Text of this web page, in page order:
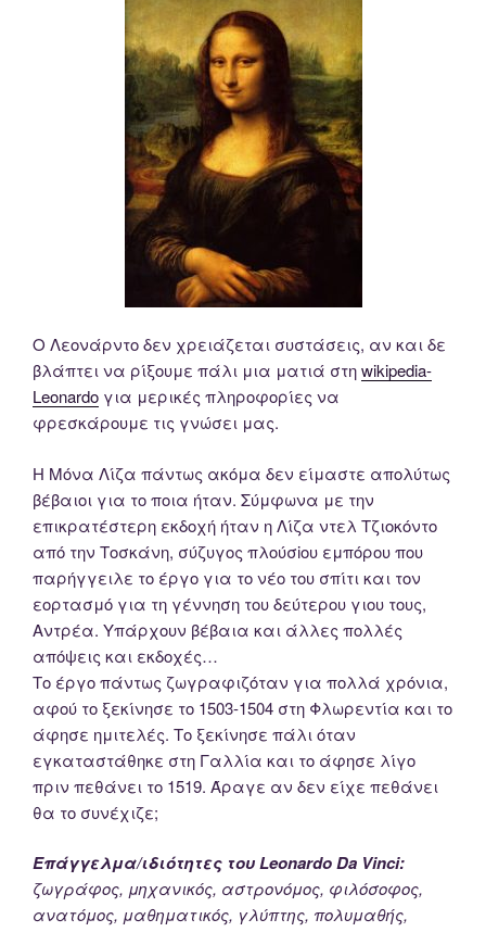
Ο Λεονάρντο δεν χρειάζεται συστάσεις, αν και δε
βλάπτει να ρίξουμε πάλι μια ματιά στηwikipedia-
Leonardo για μερικές πληροφορίες να
φρεσκάρουμε τις γνώσει μας.
Η Μόνα Λίζα πάντως ακόμα δεν είμαστε απολύτως
βέβαιοι για το ποια ήταν. Σύμφωνα με την
επικρατέστερη εκδοχή ήταν η Λίζα ντελ Τζιοκόντο
από την Τοσκάνη, σύζυγος πλούσiου εμπόρου που
παρήγγειλε το έργο για το νέο του σπίτι και τον
εορτασμό για τη γέννηση του δεύτερου γιου τους,
Αντρέα. Υπάρχουν βέβαια και άλλες πολλές
απόψεις και εκδοχές…
Το έργο πάντως ζωγραφιζόταν για πολλά χρόνια,
αφού το ξεκίνησε το 1503-1504 στη Φλωρεντία και το
άφησε ημιτελές. Το ξεκίνησε πάλι όταν
εγκαταστάθηκε στη Γαλλία και το άφησε λίγο
πριν πεθάνει το 1519. Άραγε αν δεν είχε πεθάνει
θα το συνέχιζε;
Επάγγελμα/ιδιότητες του Leonardo Da Vinci:
ζωγράφος, μηχανικός, αστρονόμος, φιλόσοφος,
ανατόμος, μαθηματικός, γλύπτης, πολυμαθής,